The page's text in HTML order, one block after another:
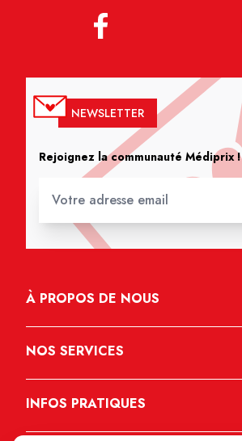
NEWSLETTER
Rejoignez la communauté Médiprix !
À PROPOS DE NOUS
NOS SERVICES
INFOS PRATIQUES